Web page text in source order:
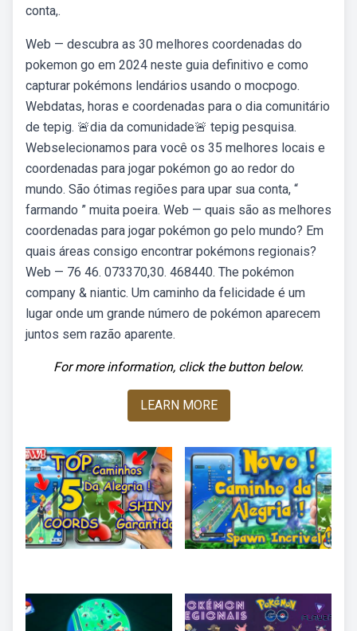
conta,.
Web — descubra as 30 melhores coordenadas do
pokemon go em 2024 neste guia definitivo e como
capturar pokémons lendários usando o mocpogo.
Webdatas, horas e coordenadas para o dia comunitário
de tepig. 🚨dia da comunidade🚨 tepig pesquisa.
Webselecionamos para você os 35 melhores locais e
coordenadas para jogar pokémon go ao redor do
mundo. São ótimas regiões para upar sua conta, “
farmando ” muita poeira. Web — quais são as melhores
coordenadas para jogar pokémon go pelo mundo? Em
quais áreas consigo encontrar pokémons regionais?
Web — 76 46. 073370,30. 468440. The pokémon
company & niantic. Um caminho da felicidade é um
lugar onde um grande número de pokémon aparecem
juntos sem razão aparente.
For more information, click the button below.
LEARN MORE